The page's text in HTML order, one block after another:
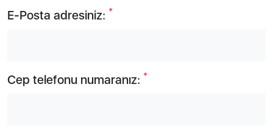
E-Posta adresiniz: *
Cep telefonu numaranız: *